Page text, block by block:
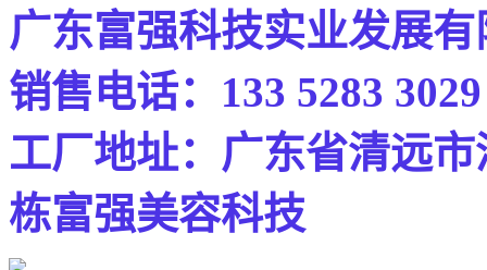
广东富强科技实业发
销售电话：133 5283
工厂地址：广东省清远
栋富强美容科技